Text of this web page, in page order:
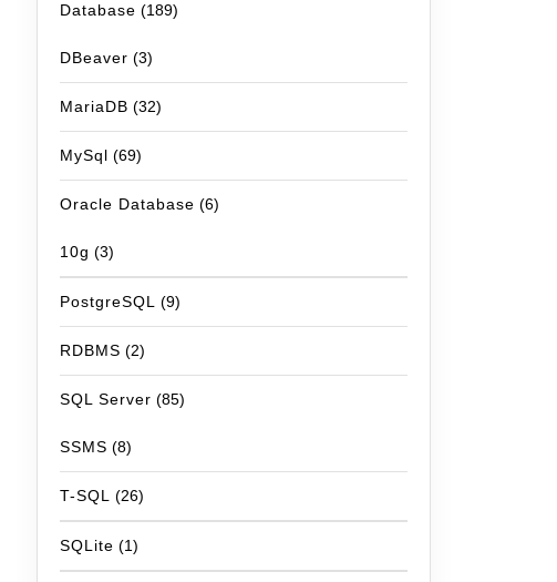
Database (189)
DBeaver (3)
MariaDB (32)
MySql (69)
Oracle Database (6)
10g (3)
PostgreSQL (9)
RDBMS (2)
SQL Server (85)
SSMS (8)
T-SQL (26)
SQLite (1)